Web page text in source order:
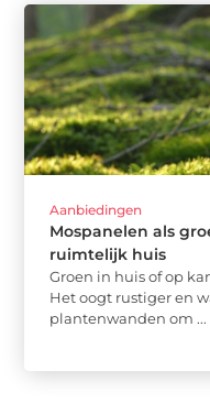
Aanbiedingen
Mospanelen als
ruimtelijk huis
Groen in huis of op
Het oogt rustiger en
plantenwanden om ...